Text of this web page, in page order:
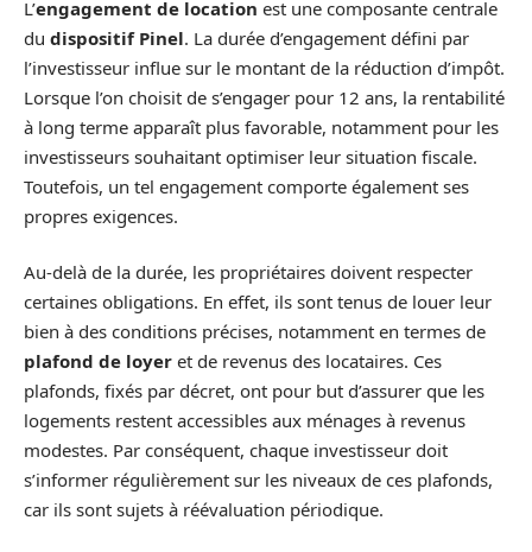
L’engagement de location est une composante centrale
du dispositif Pinel. La durée d’engagement défini par
l’investisseur influe sur le montant de la réduction d’impôt.
Lorsque l’on choisit de s’engager pour 12 ans, la rentabilité
à long terme apparaît plus favorable, notamment pour les
investisseurs souhaitant optimiser leur situation fiscale.
Toutefois, un tel engagement comporte également ses
propres exigences.
Au-delà de la durée, les propriétaires doivent respecter
certaines obligations. En effet, ils sont tenus de louer leur
bien à des conditions précises, notamment en termes de
plafond de loyer et de revenus des locataires. Ces
plafonds, fixés par décret, ont pour but d’assurer que les
logements restent accessibles aux ménages à revenus
modestes. Par conséquent, chaque investisseur doit
s’informer régulièrement sur les niveaux de ces plafonds,
car ils sont sujets à réévaluation périodique.